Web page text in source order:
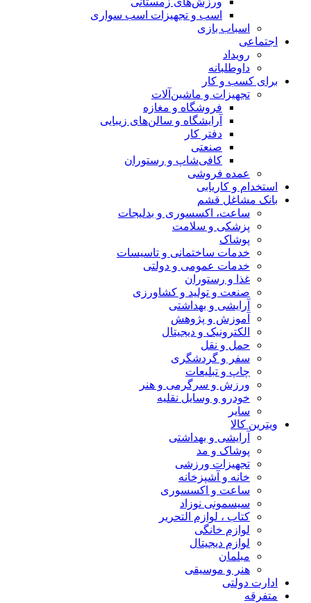
اسب و تجهیزات اسب سواری
اسباب‌ بازی
اجتماعی
رویداد
داوطلبانه
برای کسب و کار
تجهیزات و ماشین‌آلات
فروشگاه و مغازه
آرایشگاه و سالن‌های زیبایی
دفتر کار
صنعتی
کافی‌شاپ و رستوران
عمده فروشی
استخدام و کاریابی
بانک مشاغل قشم
ساعت، اکسسوری و بدلیجات
پزشکی و سلامت
پوشاک
خدمات ساختمانی و تاسیسات
خدمات عمومی و دولتی
غذا و رستوران
صنعت و تولید و کشاورزی
آرایشی و بهداشتی
آموزش و پژوهش
الکترونیک و دیجیتال
حمل و نقل
سفر و گردشگری
چاپ و تبلیعات
ورزش و سرگرمی و هنر
خودرو و وسایل نقلیه
سایر
ویترین کالا
آرایشی و بهداشتی
پوشاک و مد
تجهیزات ورزشی
خانه و آشپزخانه
ساعت و اکسسوری
سیسمونی نوزاد
کتاب ، لوازم التحریر
لوازم خانگی
لوازم دیجیتال
مبلمان
هنر و موسیقی
ادارت دولتی
متفرقه